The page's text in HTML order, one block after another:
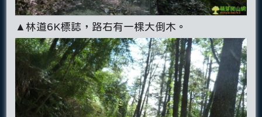
▲林道6K標誌，路右有一棵大倒木。